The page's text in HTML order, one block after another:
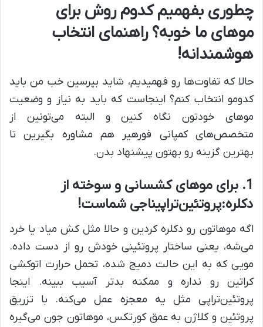
چطوری بفهمیم کدوم روش برای
موهای ما خوبه؟ راهنمای انتخاب
هوشمندانه!
حالا که تفاوت‌ها رو فهمیدیم، شاید بپرسین خب من باید
کدومو انتخاب کنم؟ اینجاست که باید به نیاز و وضعیت
موهای خودتون نگاه کنین و البته می‌تونین از
متخصص‌های کمپانی فورهیر هم مشاوره بگیرین تا
بهترین گزینه رو بهتون پیشنهاد بدن.
1. برای موهای کشسانی و سوخته از
دکلره:پروتئین‌تراپیناجی شماست!
اگه موهاتون رو دکلره کردین و حالا مثل کش میاد یا خرد
می‌شه، یعنی ساختار پروتئینی خودش رو از دست داده.
مویی که به این حالت دمیج شده، تحمل حرارت اتوکشی
کراتین رو نداره و ممکنه بدتر آسیب ببینه. اینجا
پروتئین‌تراپی مثل یه معجزه عمل می‌کنه. با تزریق
پروتئین و کلاژن به عمق کورتکس، موهاتون جون می‌گیره